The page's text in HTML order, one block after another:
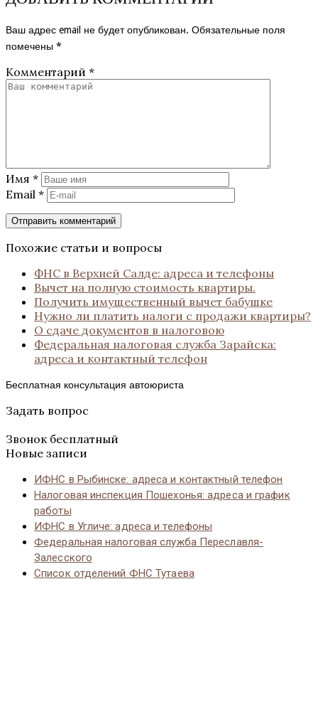
Ваш адрес email не будет опубликован. Обязательные поля
помечены *
Комментарий *
Имя *
Email *
Похожие статьи и вопросы
ФНС в Верхней Салде: адреса и телефоны
Вычет на полную стоимость квартиры.
Получить имущественный вычет бабушке
Нужно ли платить налоги с продажи квартиры?
О сдаче документов в налоговою
Федеральная налоговая служба Зарайска:
адреса и контактный телефон
Бесплатная консультация автоюриста
Задать вопрос
Звонок бесплатный
Новые записи
ИФНС в Рыбинске: адреса и контактный телефон
Налоговая инспекция Пошехонья: адреса и график
работы
ИФНС в Угличе: адреса и телефоны
Федеральная налоговая служба Переславля-
Залесского
Список отделений ФНС Тутаева